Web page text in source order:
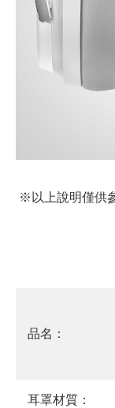
※以上說明僅供
品名：
耳罩材質：